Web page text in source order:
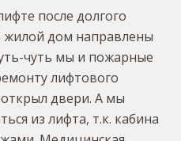
после долгого
жилой дом направлены
чуть мы и пожарные
лифтового
двери. А мы
из лифта, т.к. кабина